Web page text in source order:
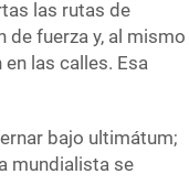
las rutas de
fuerza y, al mismo
las calles. Esa
bajo ultimátum;
mundialista se